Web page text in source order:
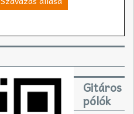
Gitáros
pólók